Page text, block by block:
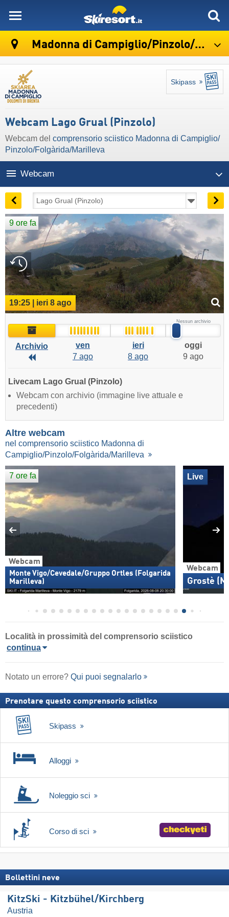
Madonna di Campiglio/​Pinzolo/​Folgàrida/​Marilleva
Skipass
Webcam Lago Grual (Pinzolo)
Webcam del comprensorio sciistico Madonna di Campiglio/​
Pinzolo/​Folgàrida/​Marilleva
Webcam
9 ore fa
19:25 | ieri 8 ago
Archivio
Nessun archivio
Archivio
Archivio
ven
7 ago
ieri
8 ago
oggi
9 ago
Livecam Lago Grual (Pinzolo)
Webcam con archivio (immagine live attuale e
precedenti)
Altre webcam
nel comprensorio sciistico Madonna di
Campiglio/Pinzolo/Folgàrida/Marilleva
Webcam
Monte Vigo/Cevedale/Gruppo Ortles (Folgarida
Marilleva)
7 ore fa
Webcam
Grostè
Live
Località in prossimità del comprensorio sciistico
continua
Notato un errore? Qui puoi segnalarlo
Prenotare questo comprensorio sciistico
Skipass
Alloggi
Noleggio sci
Corso di sci
Bollettini neve
KitzSki - Kitzbühel/​Kirchberg
Austria